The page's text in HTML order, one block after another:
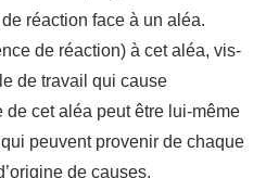
réaction face à un aléa.
de réaction) à cet aléa, vis-
de travail qui cause
de cet aléa peut être lui-même
peuvent provenir de chaque
de causes.